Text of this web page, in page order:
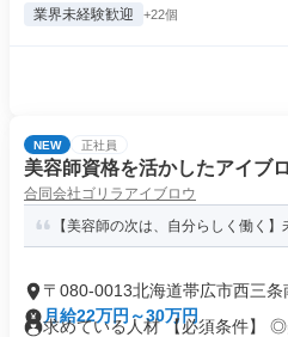
業界未経験歓迎 +22個
NEW 正社員
美容師資格を活かしたアイブ
合同会社ゴリラアイブロウ
【美容師の次は、自分らしく働く
〒080-0013北海道帯広市西三条
月給22万円～30万円
求めている人材 【必須条件】